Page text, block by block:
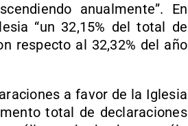
anualmente”. En
“un 32,15% del total de
respecto al 32,32% del año
a favor de la Iglesia
total de declaraciones